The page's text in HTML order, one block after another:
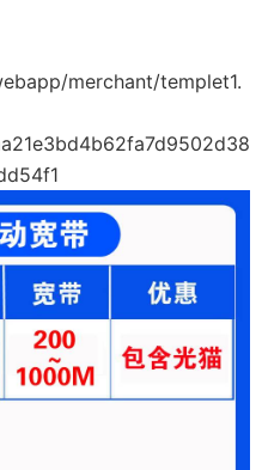
merchant/templet1.